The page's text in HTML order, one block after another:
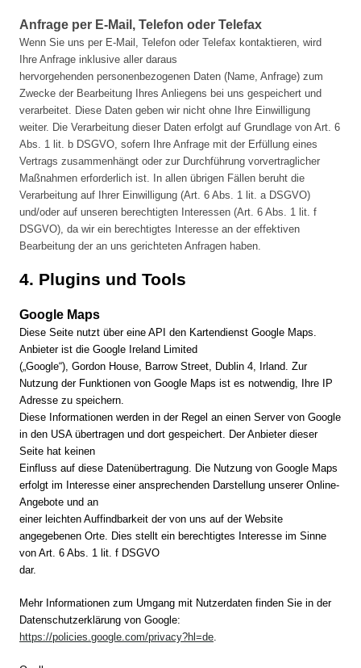
Anfrage per E-Mail, Telefon oder Telefax
Wenn Sie uns per E-Mail, Telefon oder Telefax kontaktieren, wird
Ihre Anfrage inklusive aller daraus
hervorgehenden personenbezogenen Daten (Name, Anfrage) zum
Zwecke der Bearbeitung Ihres Anliegens bei uns gespeichert und
verarbeitet. Diese Daten geben wir nicht ohne Ihre Einwilligung
weiter. Die Verarbeitung dieser Daten erfolgt auf Grundlage von Art. 6
Abs. 1 lit. b DSGVO, sofern Ihre Anfrage mit der Erfüllung eines
Vertrags zusammenhängt oder zur Durchführung vorvertraglicher
Maßnahmen erforderlich ist. In allen übrigen Fällen beruht die
Verarbeitung auf Ihrer Einwilligung (Art. 6 Abs. 1 lit. a DSGVO)
und/oder auf unseren berechtigten Interessen (Art. 6 Abs. 1 lit. f
DSGVO), da wir ein berechtigtes Interesse an der effektiven
Bearbeitung der an uns gerichteten Anfragen haben.
4. Plugins und Tools
Google Maps
Diese Seite nutzt über eine API den Kartendienst Google Maps.
Anbieter ist die Google Ireland Limited
(„Google“), Gordon House, Barrow Street, Dublin 4, Irland. Zur
Nutzung der Funktionen von Google Maps ist es notwendig, Ihre IP
Adresse zu speichern.
Diese Informationen werden in der Regel an einen Server von Google
in den USA übertragen und dort gespeichert. Der Anbieter dieser
Seite hat keinen
Einfluss auf diese Datenübertragung. Die Nutzung von Google Maps
erfolgt im Interesse einer ansprechenden Darstellung unserer Online-
Angebote und an
einer leichten Auffindbarkeit der von uns auf der Website
angegebenen Orte. Dies stellt ein berechtigtes Interesse im Sinne
von Art. 6 Abs. 1 lit. f DSGVO
dar.
Mehr Informationen zum Umgang mit Nutzerdaten finden Sie in der
Datenschutzerklärung von Google:
https://policies.google.com/privacy?hl=de.